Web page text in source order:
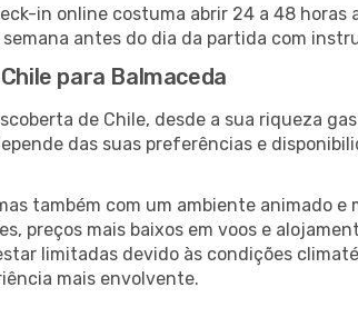
in online costuma abrir 24 a 48
antes do dia da partida com
para Balmaceda
de Chile, desde a sua riqueza
das suas preferências e
também com um ambiente animado
preços mais baixos em voos e
limitadas devido às condições
mais envolvente.